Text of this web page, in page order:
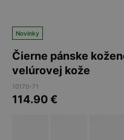
Novinky
Čierne pánske
velúrovej kože
10170-71
114.90€